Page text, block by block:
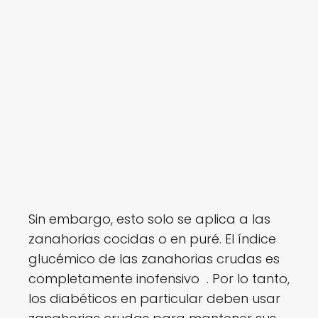
Sin embargo, esto solo se aplica a las
zanahorias cocidas o en puré. El índice
glucémico de las zanahorias crudas es
completamente inofensivo . Por lo tanto,
los diabéticos en particular deben usar